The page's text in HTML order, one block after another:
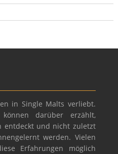
in Single Malts verliebt.
können darüber erzählt,
entdeckt und nicht zuletzt
werden. Vielen
Erfahrungen möglich